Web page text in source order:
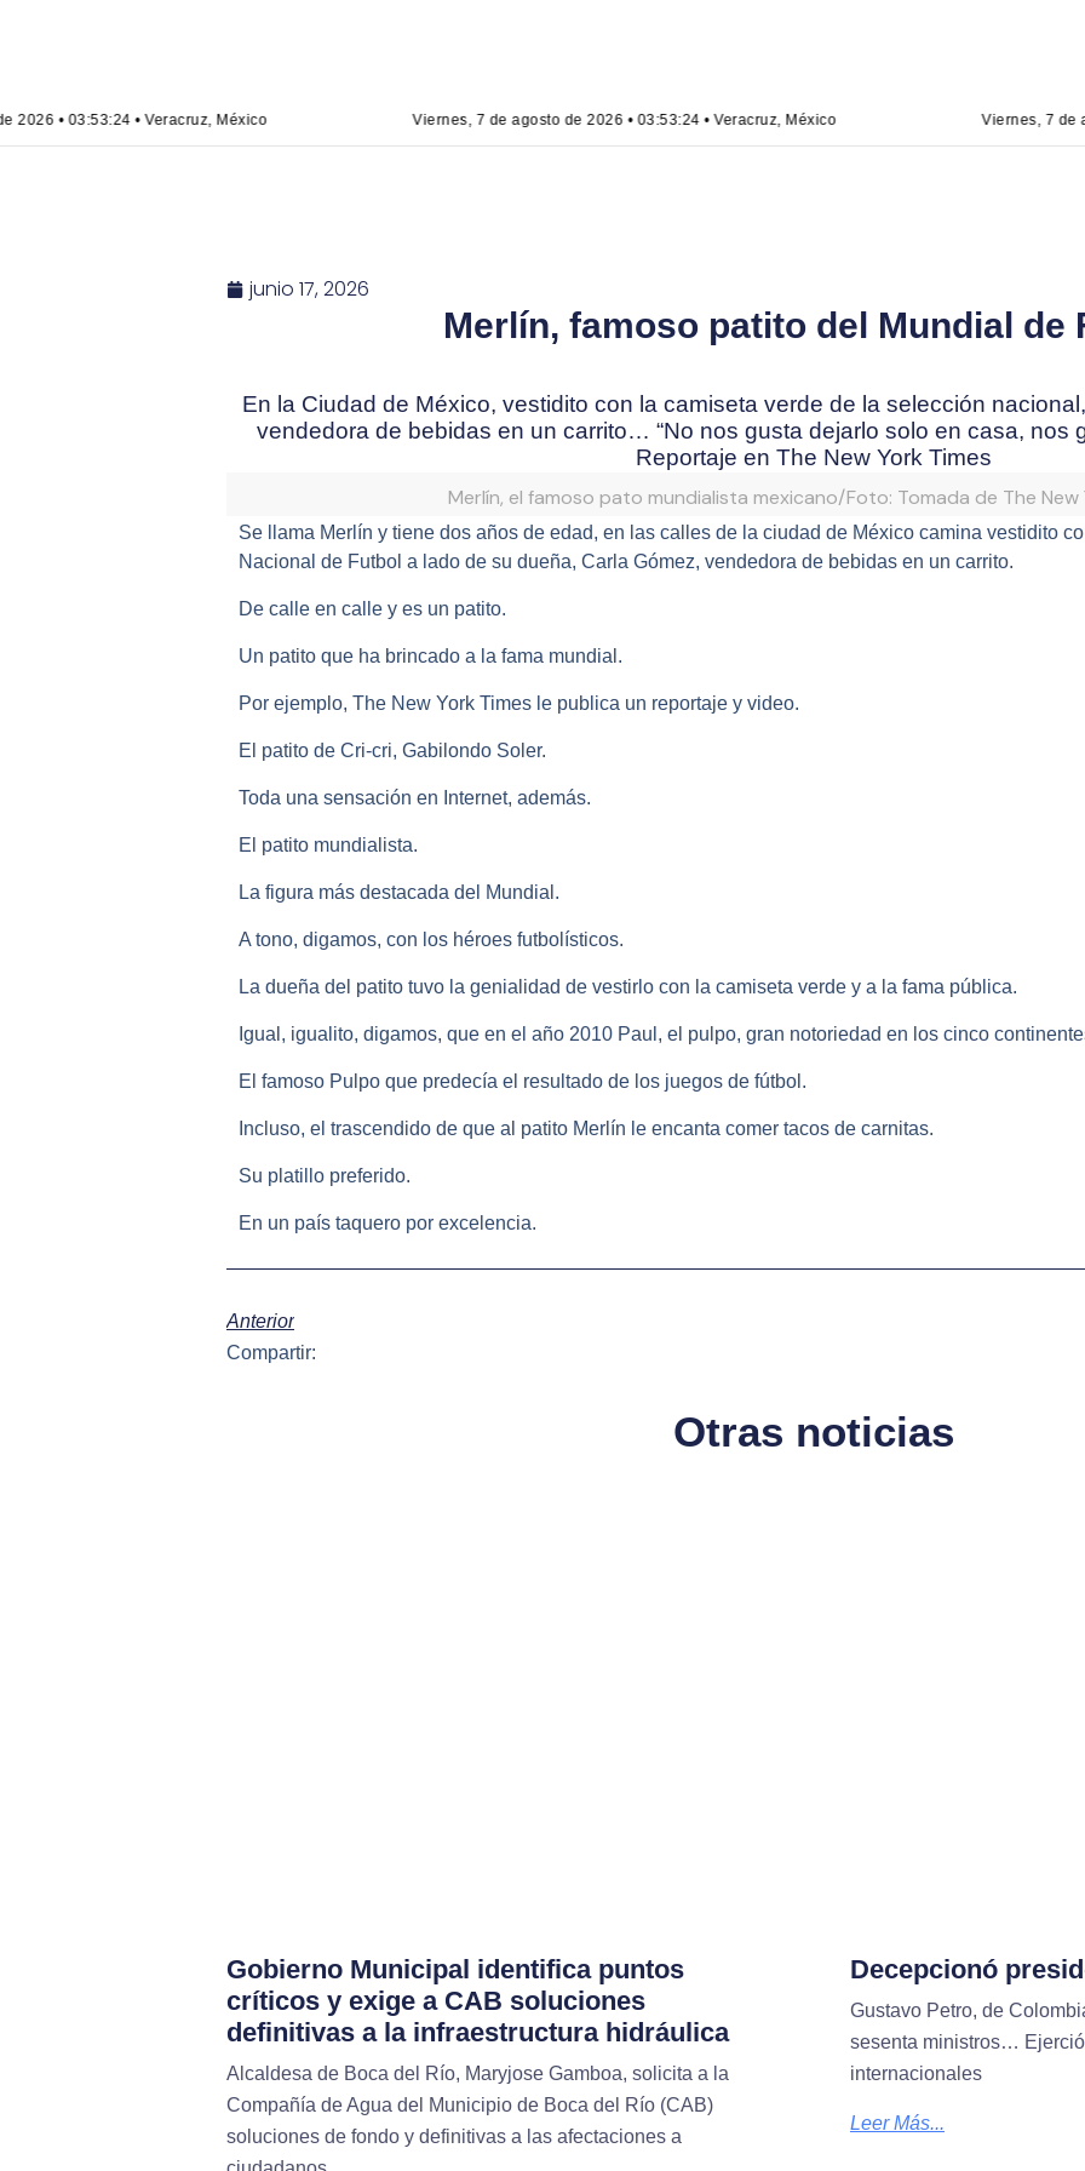
• 03:53:24 • Veracruz, México Viernes, 7 de agosto de 2026 • 03:53:24 • Veracruz, México Viernes, 7 de
junio 17, 2026
Merlín, famoso patito del Mundial de
En la Ciudad de México, vestidito con la camiseta verde de la selección
vendedora de bebidas en un carrito… “No nos gusta dejarlo solo en casa, nos
Reportaje en The New York Times
Merlín, el famoso pato mundialista mexicano/Foto: Tomada de The New
Se llama Merlín y tiene dos años de edad, en las calles de la ciudad de México camina vestidito
Nacional de Futbol a lado de su dueña, Carla Gómez, vendedora de bebidas en un carrito.
De calle en calle y es un patito.
Un patito que ha brincado a la fama mundial.
Por ejemplo, The New York Times le publica un reportaje y video.
El patito de Cri-cri, Gabilondo Soler.
Toda una sensación en Internet, además.
El patito mundialista.
La figura más destacada del Mundial.
A tono, digamos, con los héroes futbolísticos.
La dueña del patito tuvo la genialidad de vestirlo con la camiseta verde y a la fama pública.
Igual, igualito, digamos, que en el año 2010 Paul, el pulpo, gran notoriedad en los cinco
El famoso Pulpo que predecía el resultado de los juegos de fútbol.
Incluso, el trascendido de que al patito Merlín le encanta comer tacos de carnitas.
Su platillo preferido.
En un país taquero por excelencia.
Anterior
Compartir:
Otras noticias
Gobierno Municipal identifica puntos
críticos y exige a CAB soluciones
definitivas a la infraestructura hidráulica
Alcaldesa de Boca del Río, Maryjose Gamboa, solicita a la
Compañía de Agua del Municipio de Boca del Río (CAB)
soluciones de fondo y definitivas a las afectaciones a
Decepcionó
Gustavo Petro, de
sesenta ministros…
internacionales
Leer Más...